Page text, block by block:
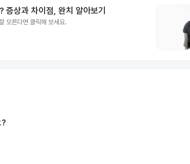
상과 차이점, 완치 알아보기
모른다면 클릭해 보세요.